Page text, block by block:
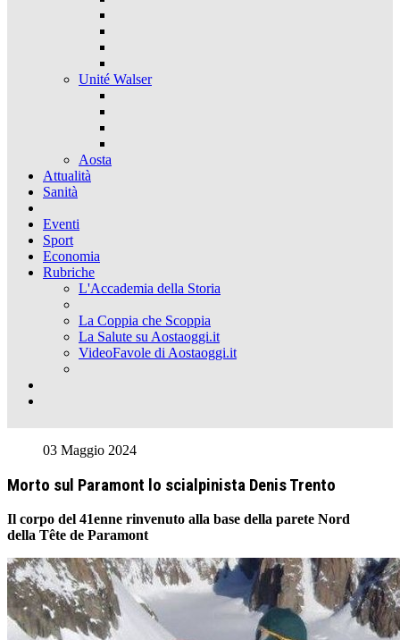
Unité Walser
Aosta
Attualità
Sanità
Eventi
Sport
Economia
Rubriche
L'Accademia della Storia
La Coppia che Scoppia
La Salute su Aostaoggi.it
VideoFavole di Aostaoggi.it
03 Maggio 2024
Morto sul Paramont lo scialpinista Denis Trento
Il corpo del 41enne rinvenuto alla base della parete Nord
della Tête de Paramont